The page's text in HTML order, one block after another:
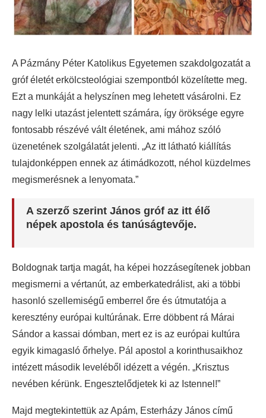
A Pázmány Péter Katolikus Egyetemen szakdolgozatát a
gróf életét erkölcsteológiai szempontból közelítette meg.
Ezt a munkáját a helyszínen meg lehetett vásárolni. Ez
nagy lelki utazást jelentett számára, így öröksége egyre
fontosabb részévé vált életének, ami mához szóló
üzenetének szolgálatát jelenti. „Az itt látható kiállítás
tulajdonképpen ennek az átimádkozott, néhol küzdelmes
megismerésnek a lenyomata.”
A szerző szerint János gróf az itt élő
népek apostola és tanúságtevője.
Boldognak tartja magát, ha képei hozzásegítenek jobban
megismerni a vértanút, az emberkatedrálist, aki a többi
hasonló szellemiségű emberrel őre és útmutatója a
keresztény európai kultúrának. Erre döbbent rá Márai
Sándor a kassai dómban, mert ez is az európai kultúra
egyik kimagasló őrhelye. Pál apostol a korinthusaikhoz
intézett második leveléből idézett a végén. „Krisztus
nevében kérünk. Engesztelődjetek ki az Istennel!”
Majd megtekintettük az Apám, Esterházy János című